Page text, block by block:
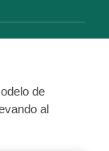
de
al